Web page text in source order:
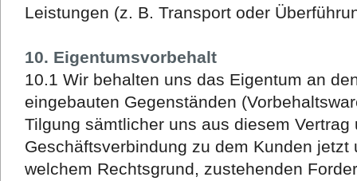
Leistungen (z. B. Transport oder
10. Eigentumsvorbehalt
10.1 Wir behalten uns das Eigentum an
eingebauten Gegenständen
Tilgung sämtlicher uns aus diesem Vertrag
Geschäftsverbindung zu dem Kunden
welchem Rechtsgrund, zustehenden